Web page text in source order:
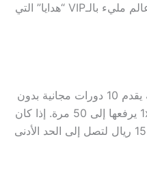
لكن الواقع يحسب لك 0.02% فرص ربح حقيقية. أنتم تتقلبون في عالم مليء بالـVIP “هدايا” التي
أولاً، دعونا نقارن عرض Betway مع عرض 1xBet؛ كلاهما يزعم أنه يقدم 10 دورات مجانية بدون
إيداع، لكن Betway يضيف شرط “تدوير رهان 30 مرة”، بينما 1xBet يرفعها إلى 50 مرة. إذا كان
متوسط ربح الفريم الواحد 0.5 ريال، فستحتاج إلى تدوير 30×0.5=15 ريال لتصل إلى الحد الأدنى